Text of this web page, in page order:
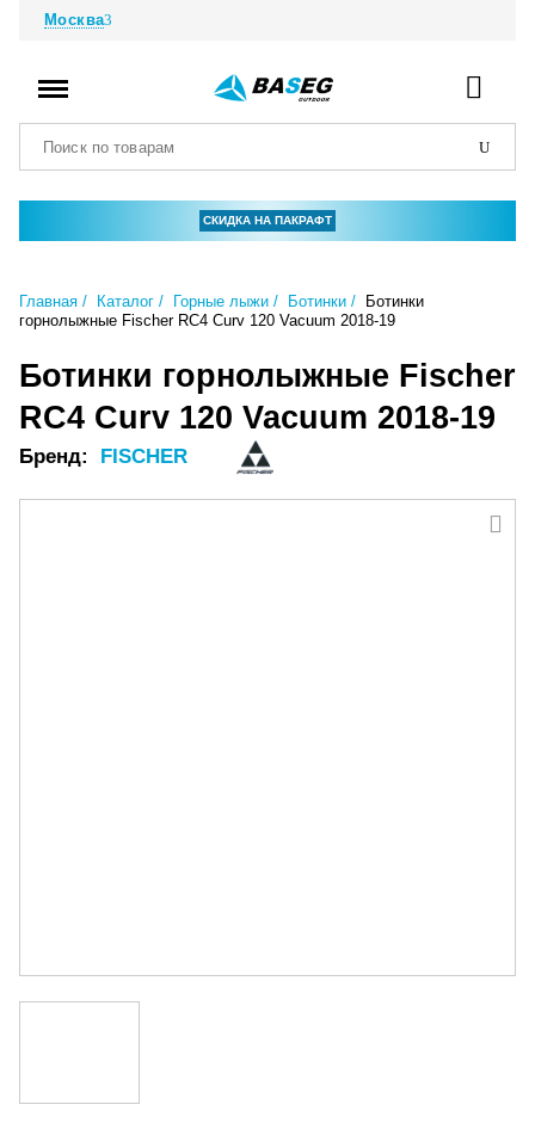
Москва
СКИДКА НА ПАКРАФТ
Главная Каталог Горные лыжи Ботинки
Ботинки
горнолыжные Fischer RC4 Curv 120 Vacuum 2018-19
Ботинки горнолыжные Fischer
RC4 Curv 120 Vacuum 2018-19
Бренд: FISCHER